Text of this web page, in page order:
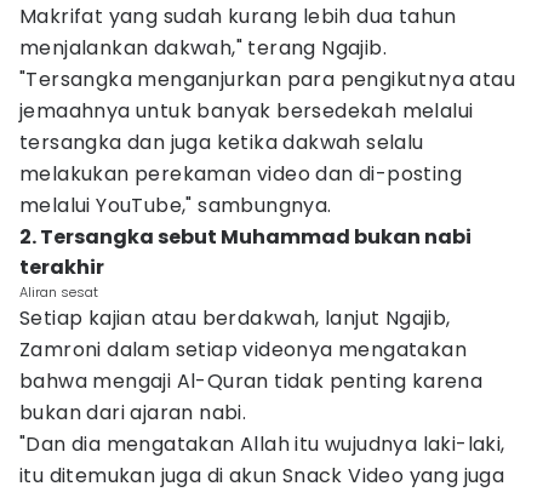
Makrifat yang sudah kurang lebih dua tahun
menjalankan dakwah," terang Ngajib.
"Tersangka menganjurkan para pengikutnya atau
jemaahnya untuk banyak bersedekah melalui
tersangka dan juga ketika dakwah selalu
melakukan perekaman video dan di-posting
melalui YouTube," sambungnya.
2. Tersangka sebut Muhammad bukan nabi
terakhir
Aliran sesat
Setiap kajian atau berdakwah, lanjut Ngajib,
Zamroni dalam setiap videonya mengatakan
bahwa mengaji Al-Quran tidak penting karena
bukan dari ajaran nabi.
"Dan dia mengatakan Allah itu wujudnya laki-laki,
itu ditemukan juga di akun Snack Video yang juga